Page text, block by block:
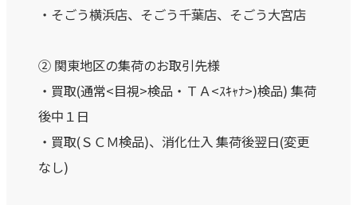
・そごう横浜店、そごう千葉店、そごう大宮店
② 関東地区の集荷のお取引先様
・買取(通常<目視>検品・ＴＡ<ｽｷｬﾅ>)検品) 集荷
後中１日
・買取(ＳＣＭ検品)、消化仕入 集荷後翌日(変更
なし)